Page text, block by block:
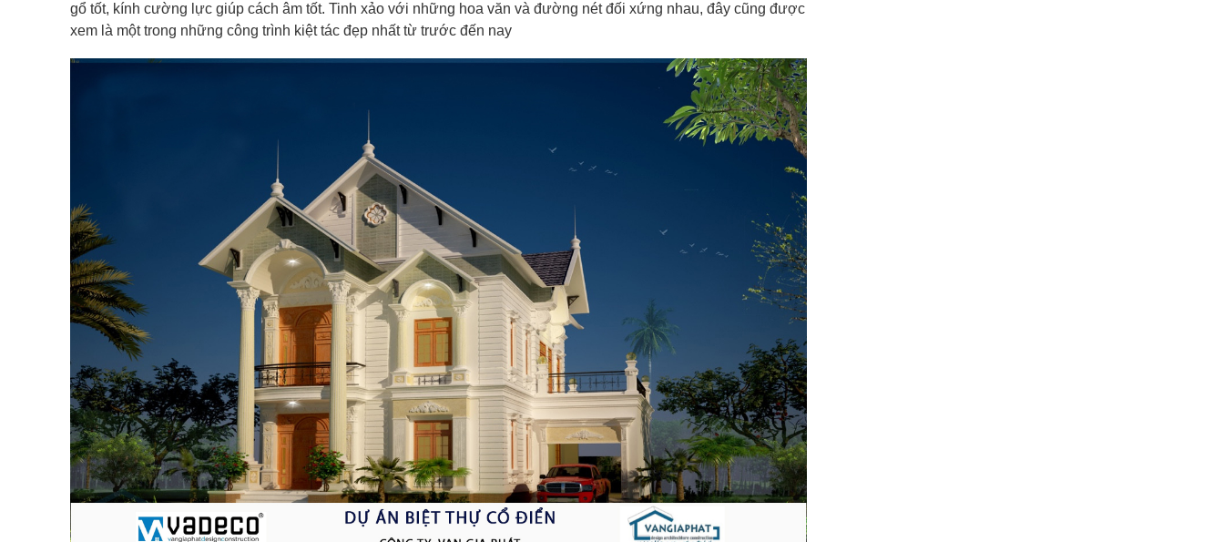
gổ tốt, kính cường lực giúp cách âm tốt. Tinh xảo với những hoa văn và đường nét đối xứng nhau, đây cũng được
xem là một trong những công trình kiệt tác đẹp nhất từ trước đến nay